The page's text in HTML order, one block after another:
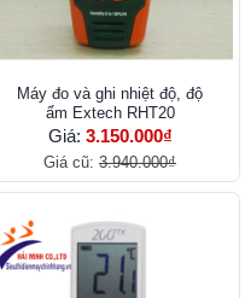
Máy đo và ghi nhiệt độ, độ
ẩm Extech RHT20
Giá: 3.150.000₫
Giá cũ: 3.940.000₫